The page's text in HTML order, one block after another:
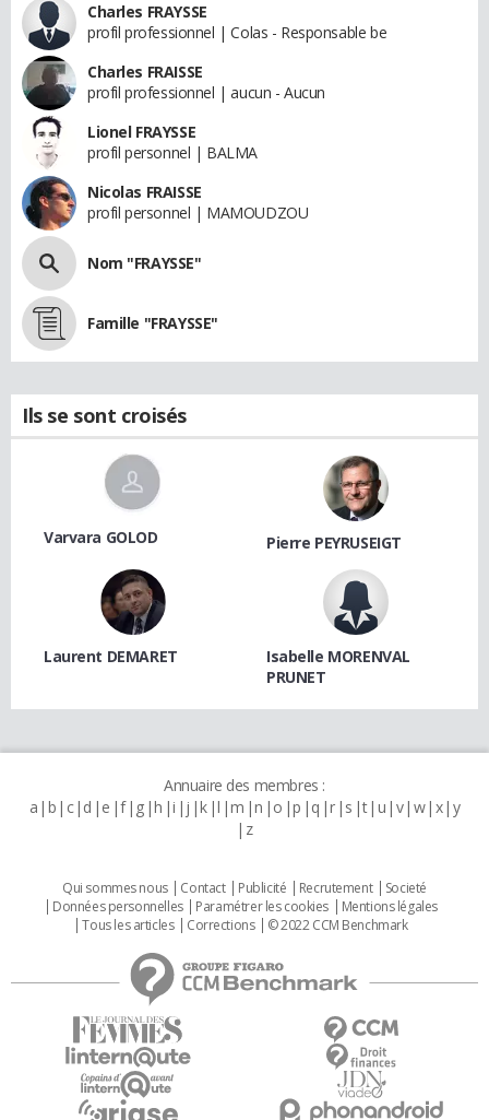
Charles FRAYSSE
profil professionnel | Colas - Responsable be
Charles FRAISSE
profil professionnel | aucun - Aucun
Lionel FRAYSSE
profil personnel | BALMA
Nicolas FRAISSE
profil personnel | MAMOUDZOU
Nom "FRAYSSE"
Famille "FRAYSSE"
Ils se sont croisés
Varvara GOLOD Pierre PEYRUSEIGT
Laurent DEMARET
Isabelle MORENVAL
PRUNET
Annuaire des membres :
a b c d e f g h i j k l m n o p q r s t u v w x y
z
Qui sommes nous Contact Publicité Recrutement
Societé
Données personnelles
Paramétrer les cookies
Mentions légales
Tous les articles
Corrections © 2022 CCM Benchmark